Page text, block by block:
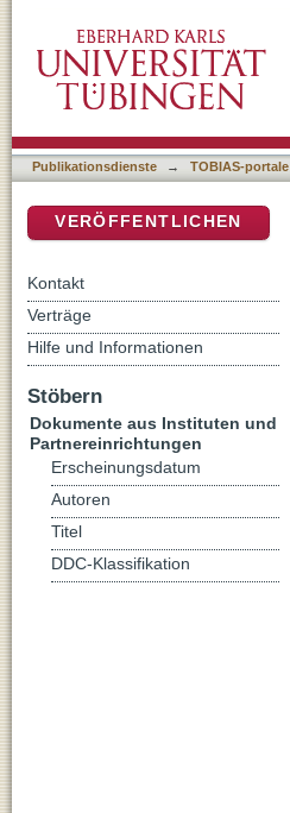
Publikationsdienste → TOBIAS-portale
VERÖFFENTLICHEN
Kontakt
Verträge
Hilfe und Informationen
Stöbern
Dokumente aus Instituten und
Partnereinrichtungen
Erscheinungsdatum
Autoren
Titel
DDC-Klassifikation